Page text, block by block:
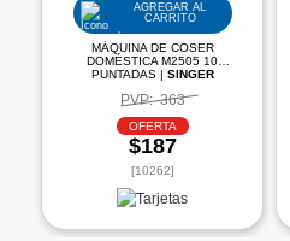
AGREGAR AL
CARRITO
MÁQUINA DE COSER
DOMÉSTICA M2505 10
PUNTADAS | SINGER
PVP: 363
OFERTA
$187
[10262]